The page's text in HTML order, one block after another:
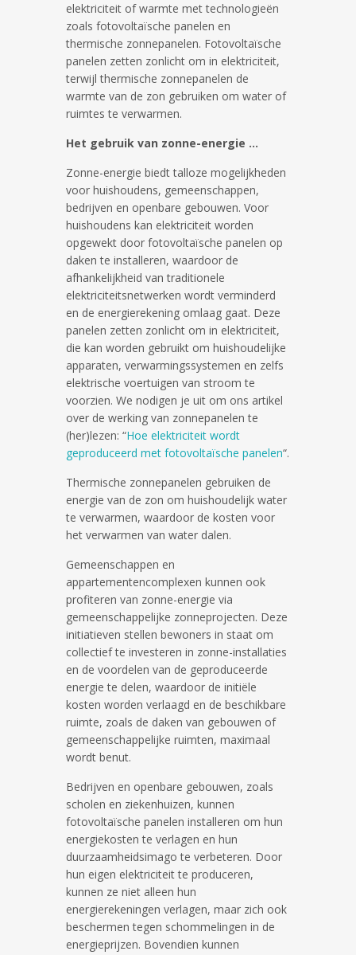
elektriciteit of warmte met technologieën
zoals fotovoltaïsche panelen en
thermische zonnepanelen. Fotovoltaïsche
panelen zetten zonlicht om in elektriciteit,
terwijl thermische zonnepanelen de
warmte van de zon gebruiken om water of
ruimtes te verwarmen.
Het gebruik van zonne-energie …
Zonne-energie biedt talloze mogelijkheden
voor huishoudens, gemeenschappen,
bedrijven en openbare gebouwen. Voor
huishoudens kan elektriciteit worden
opgewekt door fotovoltaïsche panelen op
daken te installeren, waardoor de
afhankelijkheid van traditionele
elektriciteitsnetwerken wordt verminderd
en de energierekening omlaag gaat. Deze
panelen zetten zonlicht om in elektriciteit,
die kan worden gebruikt om huishoudelijke
apparaten, verwarmingssystemen en zelfs
elektrische voertuigen van stroom te
voorzien. We nodigen je uit om ons artikel
over de werking van zonnepanelen te
(her)lezen: “Hoe elektriciteit wordt
geproduceerd met fotovoltaïsche panelen“.
Thermische zonnepanelen gebruiken de
energie van de zon om huishoudelijk water
te verwarmen, waardoor de kosten voor
het verwarmen van water dalen.
Gemeenschappen en
appartementencomplexen kunnen ook
profiteren van zonne-energie via
gemeenschappelijke zonneprojecten. Deze
initiatieven stellen bewoners in staat om
collectief te investeren in zonne-installaties
en de voordelen van de geproduceerde
energie te delen, waardoor de initiële
kosten worden verlaagd en de beschikbare
ruimte, zoals de daken van gebouwen of
gemeenschappelijke ruimten, maximaal
wordt benut.
Bedrijven en openbare gebouwen, zoals
scholen en ziekenhuizen, kunnen
fotovoltaïsche panelen installeren om hun
energiekosten te verlagen en hun
duurzaamheidsimago te verbeteren. Door
hun eigen elektriciteit te produceren,
kunnen ze niet alleen hun
energierekeningen verlagen, maar zich ook
beschermen tegen schommelingen in de
energieprijzen. Bovendien kunnen